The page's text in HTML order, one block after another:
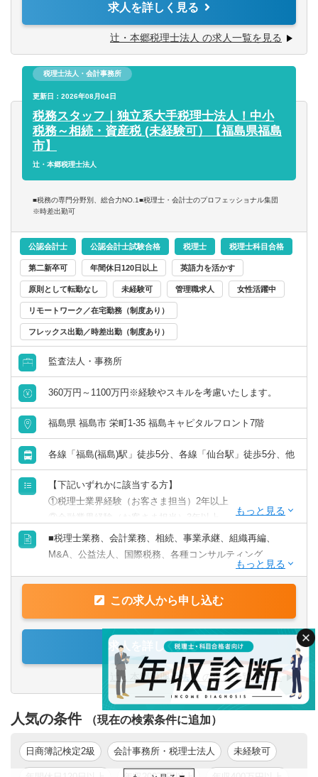
■税務・会計にとどまらず、総合的な観点から経営コンサル
ティングに携りたい方
■経験・能力をフルに発揮できる環境で働きたい方
税務・会計に関わる様々な分野のエキスパートが集結し、
案件によっては、互いにチームを組んで業務を進めること
一般企業をはじめ、医療法人、公益法人、社会福祉法人、
地方公共団体、海外法人、個人と幅広いお客様に対して、
税務・会計サービスを提供しています。
求人を詳しく見る
辻・本郷税理士法人 の求人一覧を見る
税理士法人・会計事務所
更新日：2026年08月04日
税務スタッフ｜独立系大手税理士法人！中小
税務～相続・資産税 (未経験可）【福島県福島
市】
辻・本郷税理士法人
■税務の専門分野別、総合力NO.1■税理士・会計士のプロフェッショナル集団
※時差出勤可
公認会計士 公認会計士試験合格 税理士 税理士科目合格
第二新卒可 年間休日120日以上 英語力を活かす
原則として転勤なし 未経験可 管理職求人 女性活躍中
リモートワーク／在宅勤務（制度あり）
フレックス出勤／時差出勤（制度あり）
監査法人・事務所
360万円～1100万円※経験やスキルを考慮いたします。
福島県 福島市 栄町1-35 福島キャピタルフロント7階
各線「福島(福島)駅」徒歩5分、各線「仙台駅」徒歩5分、他
【下記いずれかに該当する方】
①税理士業界経験（お客さま担当）2年以上
②金融業界経験（お客さま担当）3年以上
③社会人経験（業界等問わず）2年以上 かつ 税理士科目
1科目以上の取得者
⑤公認会計士
※税務業務未経験会計士の方も歓迎いたします！！
【求める人物像】
■税務・会計にとどまらず、総合的な観点から経営コンサル
ティングに携りたい方
■経験・能力をフルに発揮できる環境で働きたい方
■税理士業務、会計業務、相続、事業承継、組織再編、
M&A、公益法人、国際税務、各種コンサルティング
【法人全体の特色】
■業界トップレベルの規模でお客様に対してサービス提供し
ています。
■チーム連携：税理士、公認会計士、中小企業診断士など、
税務・会計に関わる様々な分野のエキスパートが集結し、
案件によっては、互いにチームを組んで業務を進めること
■広範囲な取扱業務
一般企業をはじめ、医療法人、公益法人、社会福祉法人、
税務・会計サービスを提供しています。
この求人から申し込む
求人を詳しく見る
辻・本郷税理士法人 の求人一覧を見る
人気の条件 （現在の検索条件に追加）
日商簿記検定2級 会計事務所・税理士法人 未経験可
検索する クリア